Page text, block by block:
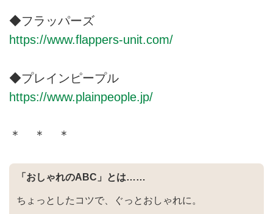
春夏秋冬使えるかごバッグを
◆フラッパーズ
https://www.flappers-unit.com/
◆プレインピープル
https://www.plainpeople.jp/
＊ ＊ ＊
「おしゃれのABC」とは……
ちょっとしたコツで、ぐっとおしゃれに。